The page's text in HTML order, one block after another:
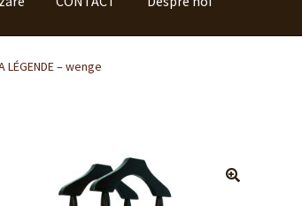
? – wenge